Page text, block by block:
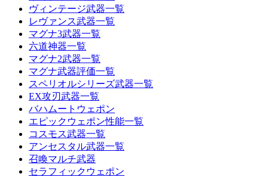
ヴィンテージ武器一覧
レヴァンス武器一覧
マグナ3武器一覧
六道神器一覧
マグナ2武器一覧
マグナ武器評価一覧
スペリオルシリーズ武器一覧
EX攻刃武器一覧
バハムートウェポン
エピックウェポン性能一覧
コスモス武器一覧
アンセスタル武器一覧
召喚マルチ武器
セラフィックウェポン